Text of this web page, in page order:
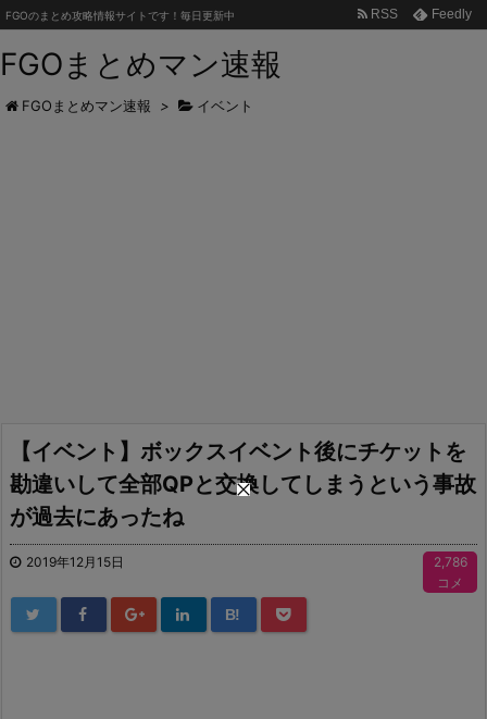
FGOまとめマン速報
FGOのまとめ攻略情報サイトです！毎日更新中 RSS Feedly
FGOまとめマン速報 > イベント
【イベント】ボックスイベント後にチケットを
勘違いして全部QPと交換してしまうという事故
が過去にあったね
2019年12月15日
2,786
コメ
B!